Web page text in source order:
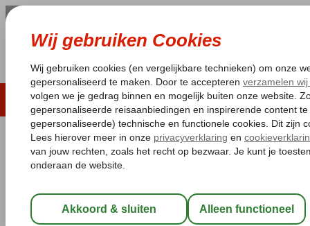
LAST MINUTE ZOMER 2026
Pakketgarantie Laagsteprijsgarantie*
Home
Spanje Balearen
Viva Blue & Spa
Logies en ontbijt- Hotel